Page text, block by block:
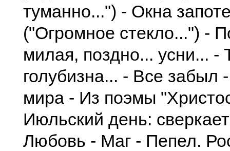
туманно...") - Окна
("Огромное стекло...") -
милая, поздно... усни... -
голубизна... - Все забыл
мира - Из поэмы
Июльский день:
Любовь - Маг - Пепел.